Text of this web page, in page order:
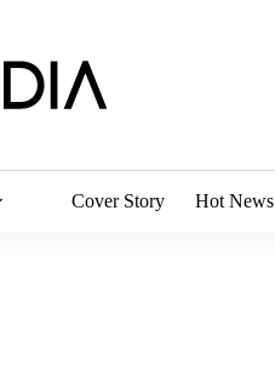
Cover Story Hot News